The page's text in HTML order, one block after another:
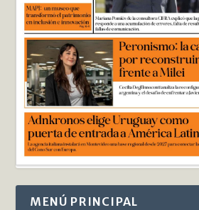
MENÚ PRINCIPAL